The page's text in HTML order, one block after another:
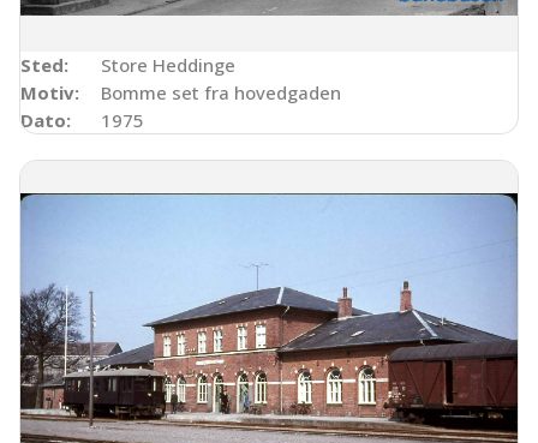
Sted:
Store Heddinge
Motiv:
Bomme set fra hovedgaden
Dato:
1975